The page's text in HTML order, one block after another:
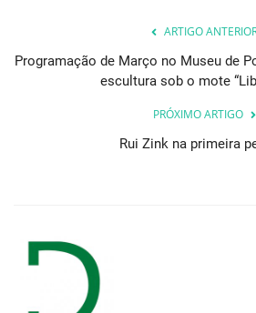
ARTIGO
Programação de Março no Museu de
escultura sob o mote
PRÓXIMO ARTIGO
Rui Zink na primeira